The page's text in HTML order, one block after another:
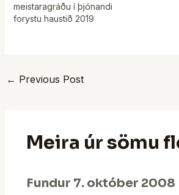
meistaragráðu í þjónandi
forystu haustið 2019
← Previous Post
Meira úr sömu
Fundur 7. október 2008